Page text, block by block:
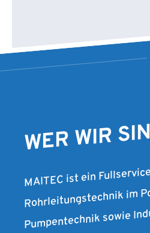
WER WIR
MAITEC ist ein
Rohrleitungstechnik im
Pumpentechnik sowie